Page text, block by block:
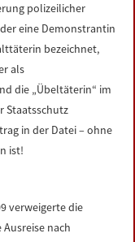
polizeilicher
eine Demonstrantin
bezeichnet,
als
die „Übeltäterin“ im
Staatsschutz
in der Datei – ohne
ist!
verweigerte die
nach